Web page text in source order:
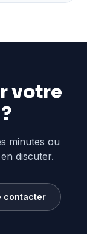
votre
minutes ou
discuter.
contacter